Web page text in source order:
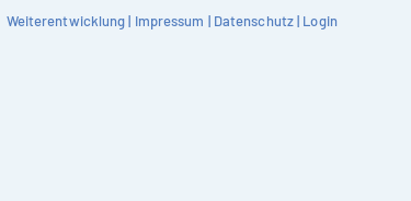
Weiterentwicklung| Impressum | Datenschutz| Login